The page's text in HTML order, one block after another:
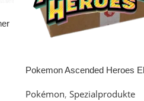
Pokemon Ascended Heroes
Pokémon, Spezialprodukte